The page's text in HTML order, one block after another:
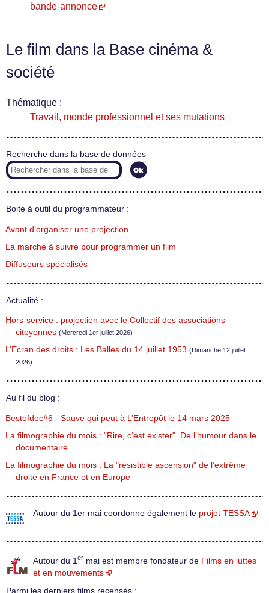
bande-annonce
Le film dans la Base cinéma &
société
Thématique :
Travail, monde professionnel et ses mutations
Recherche dans la base de données
Boite à outil du programmateur :
Avant d’organiser une projection…
La marche à suivre pour programmer un film
Diffuseurs spécialisés
Actualité :
Hors-service : projection avec le Collectif des associations
citoyennes (Mercredi 1er juillet 2026)
L’Écran des droits : Les Balles du 14 juillet 1953 (Dimanche 12 juillet
2026)
Au fil du blog :
Bestofdoc#6 - Sauve qui peut à L’Entrepôt le 14 mars 2025
La filmographie du mois : "Rire, c’est exister". De l’humour dans le
documentaire
La filmographie du mois : La "résistible ascension" de l’extrême
droite en France et en Europe
Autour du 1er mai coordonne également le projet TESSA
Autour du 1 er mai est membre fondateur de Films en luttes
et en mouvements
Parmi les derniers films recensés :